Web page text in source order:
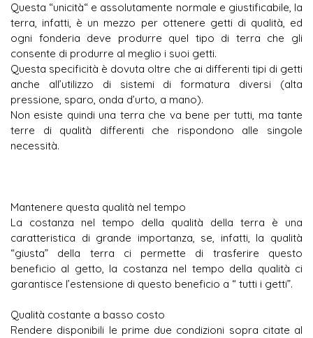
Questa “unicità“ e assolutamente normale e giustificabile, la
terra, infatti, è un mezzo per ottenere getti di qualità, ed
ogni fonderia deve produrre quel tipo di terra che gli
consente di produrre al meglio i suoi getti.
Questa specificità è dovuta oltre che ai differenti tipi di getti
anche all’utilizzo di sistemi di formatura diversi (alta
pressione, sparo, onda d’urto, a mano).
Non esiste quindi una terra che va bene per tutti, ma tante
terre di qualità differenti che rispondono alle singole
necessità.
Mantenere questa qualità nel tempo
La costanza nel tempo della qualità della terra è una
caratteristica di grande importanza, se, infatti, la qualità
“giusta” della terra ci permette di trasferire questo
beneficio al getto, la costanza nel tempo della qualità ci
garantisce l’estensione di questo beneficio a “ tutti i getti”.
Qualità costante a basso costo
Rendere disponibili le prime due condizioni sopra citate al